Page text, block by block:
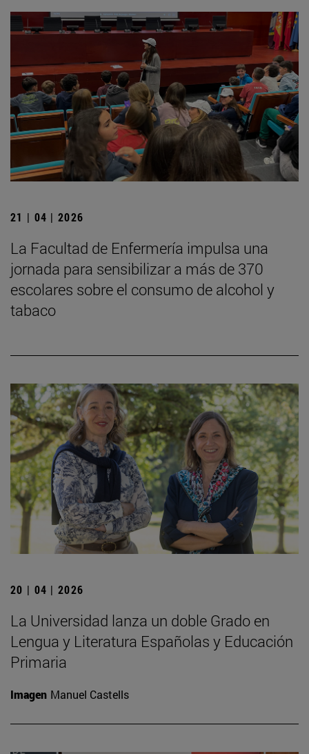
21 | 04 | 2026
La Facultad de Enfermería impulsa una
jornada para sensibilizar a más de 370
escolares sobre el consumo de alcohol y
tabaco
20 | 04 | 2026
La Universidad lanza un doble Grado en
Lengua y Literatura Españolas y Educación
Primaria
Imagen Manuel Castells